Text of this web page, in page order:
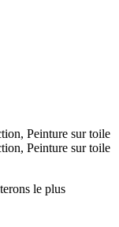
le plus